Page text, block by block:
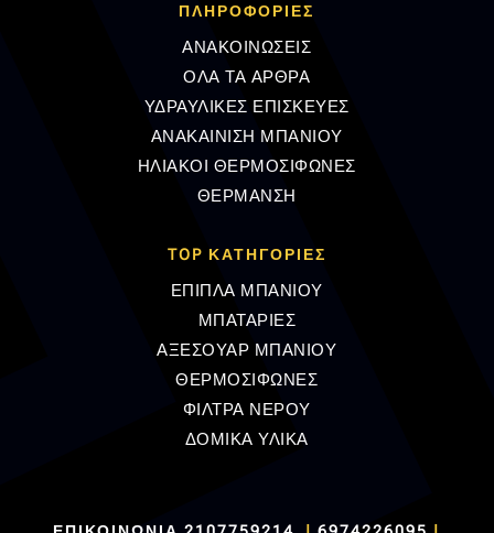
ΠΛΗΡΟΦΟΡΊΕΣ
ΑΝΑΚΟΙΝΩΣΕΙΣ
ΟΛΑ ΤΑ ΑΡΘΡΑ
ΥΔΡΑΥΛΙΚΕΣ ΕΠΙΣΚΕΥΕΣ
ΑΝΑΚΑΙΝΙΣΗ ΜΠΑΝΙΟΥ
ΗΛΙΑΚΟΙ ΘΕΡΜΟΣΙΦΩΝΕΣ
ΘΕΡΜΑΝΣΗ
TOP ΚΑΤΗΓΟΡΙΕΣ
ΕΠΙΠΛΑ ΜΠΑΝΙΟΥ
ΜΠΑΤΑΡΙΕΣ
ΑΞΕΣΟΥΑΡ ΜΠΑΝΙΟΥ
ΘΕΡΜΟΣΙΦΩΝΕΣ
ΦΙΛΤΡΑ ΝΕΡΟΥ
ΔΟΜΙΚΑ ΥΛΙΚΑ